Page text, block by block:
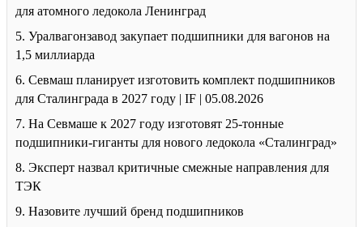
для атомного ледокола Ленинград
5. Уралвагонзавод закупает подшипники для вагонов на
1,5 миллиарда
6. Севмаш планирует изготовить комплект подшипников
для Сталинграда в 2027 году | IF | 05.08.2026
7. На Севмаше к 2027 году изготовят 25-тонные
подшипники-гиганты для нового ледокола «Сталинград»
8. Эксперт назвал критичные смежные направления для
ТЭК
9. Назовите лучший бренд подшипников